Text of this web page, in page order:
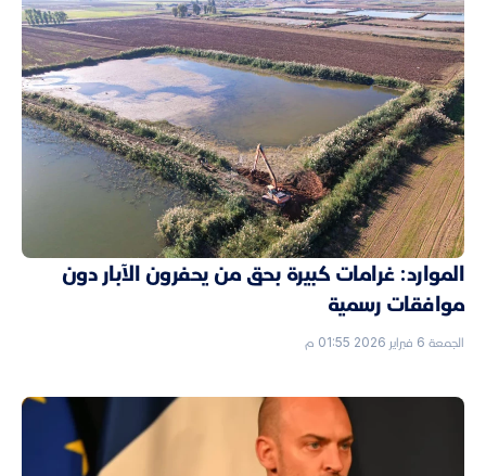
الموارد: غرامات كبيرة بحق من يحفرون الآبار دون
موافقات رسمية
الجمعة 6 فبراير 2026 01:55 م